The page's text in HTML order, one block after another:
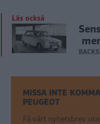
Läs också
MISSA INTE
PEUGEOT
Få vårt nyhetsbrev